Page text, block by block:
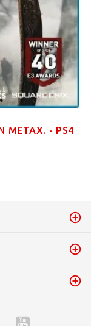
ΜΕΤΑΧ. - PS4